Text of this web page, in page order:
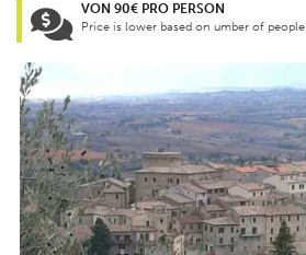
VON 90€ PRO PERSON
Price is lower based on umber of people